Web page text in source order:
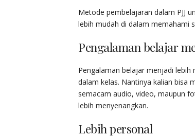
Metode pembelajaran dalam PJJ
lebih mudah di dalam memahami
Pengalaman belajar
Pengalaman belajar menjadi
dalam kelas. Nantinya kalian bisa
semacam audio, video, maupun
lebih menyenangkan.
Lebih personal